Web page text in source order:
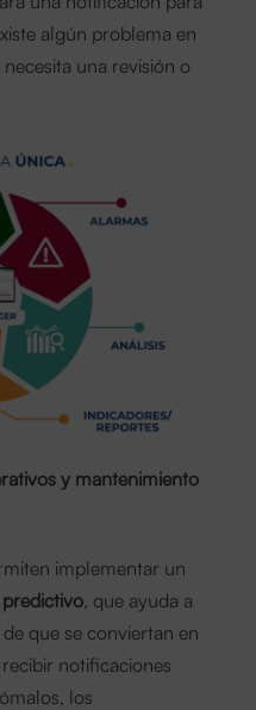
algún problema en
una revisión o
y mantenimiento
implementar un
, que ayuda a
que se conviertan en
notificaciones
los